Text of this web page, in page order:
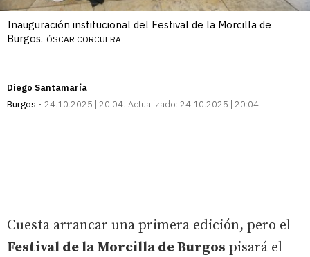
Inauguración institucional del Festival de la Morcilla de
Burgos. ÓSCAR CORCUERA
Diego Santamaría
Burgos
24.10.2025 | 20:04 Actualizado: 24.10.2025 | 20:04
Cuesta arrancar una primera edición, pero el
Festival de la Morcilla de Burgos pisará el